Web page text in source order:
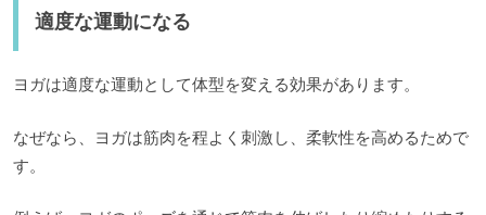
適度な運動になる
ヨガは適度な運動として体型を変える効果があります。
なぜなら、ヨガは筋肉を程よく刺激し、柔軟性を高めるためで
す。